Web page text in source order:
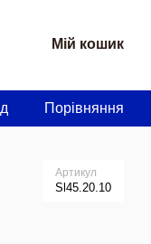
Мій кошик
Порівняння
Артикул
Sl45.20.10